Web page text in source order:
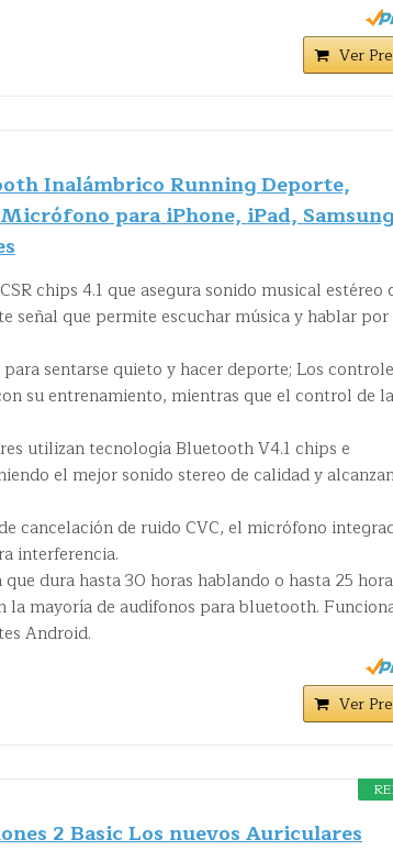
Ver
Inalámbrico Running Deporte,
para iPhone, iPad,
chips 4.1 que asegura sonido musical estéreo
señal que permite escuchar música y hablar por
sentarse quieto y hacer deporte; Los
su entrenamiento, mientras que el control de la
utilizan tecnología Bluetooth V4.1 chips e
el mejor sonido stereo de calidad y
cancelación de ruido CVC, el micrófono
interferencia.
dura hasta 30 horas hablando o hasta 25
la mayoría de audífonos para bluetooth.
Android.
Ver
2 Basic Los nuevos Auriculares